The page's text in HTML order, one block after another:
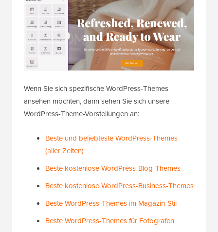
Wenn Sie sich spezifische WordPress-Themes
ansehen möchten, dann sehen Sie sich unsere
WordPress-Theme-Vorstellungen an:
Beste und beliebteste WordPress-Themes
(aller Zeiten)
Beste kostenlose WordPress-Blog-Themes
Beste kostenlose WordPress-Business-Themes
Beste WordPress-Themes im Magazin-Stil
Beste WordPress-Themes für Fotografen